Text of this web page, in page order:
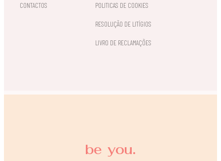
CONTACTOS POLITICAS DE COOKIES
RESOLUÇÃO DE LITÍGIOS
LIVRO DE RECLAMAÇÕES
be you.